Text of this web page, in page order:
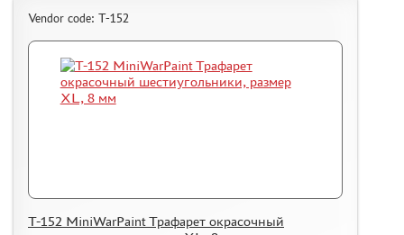
Vendor code: T-152
T-152 MiniWarPaint Трафарет окрасочный